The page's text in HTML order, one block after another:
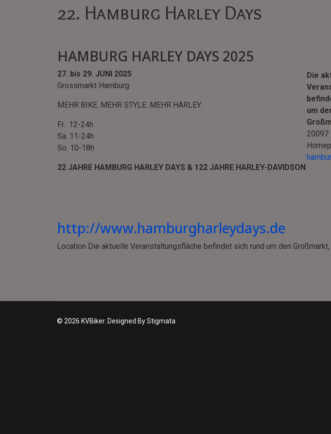
22. Hamburg Harley Days
HAMBURG HARLEY DAYS 2025
27. bis 29. JUNI 2025
Grossmarkt Hamburg
MEHR BIKE. MEHR STYLE. MEHR HARLEY.
Fr. 12-24h
Sa. 11-24h
So. 10-18h
22 JAHRE HAMBURG HARLEY DAYS & 122 JAHRE HARLEY-DAVIDSON
http://www.hamburgharleydays.de
Die
um
20097
Location Die aktuelle Veranstaltungsfläche befindet sich rund um den
© 2026 KVBiker. Designed By Stigmata